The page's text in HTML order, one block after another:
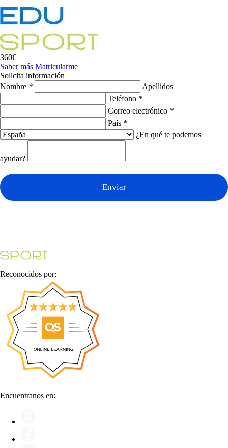
360€
Saber más Matricularme
Solicita información
Nombre *
Apellidos
Teléfono *
Correo electrónico *
País *
¿En qué te podemos
ayudar?
Enviar
Reconocidos por:
Encuentranos en: